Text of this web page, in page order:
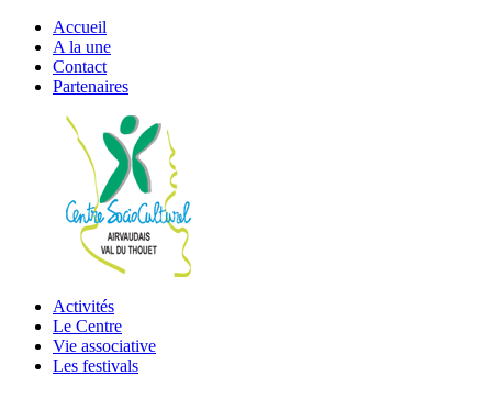
Accueil
A la une
Contact
Partenaires
Activités
Le Centre
Vie associative
Les festivals